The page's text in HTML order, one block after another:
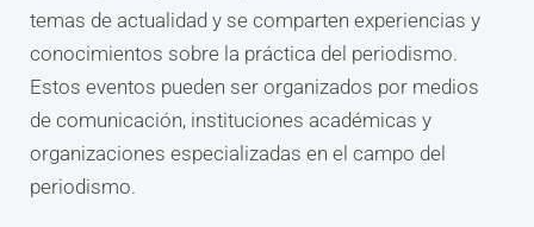
temas de actualidad y se comparten experiencias y
conocimientos sobre la práctica del periodismo.
Estos eventos pueden ser organizados por medios
de comunicación, instituciones académicas y
organizaciones especializadas en el campo del
periodismo.